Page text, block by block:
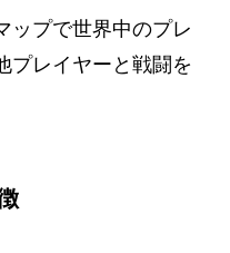
ップで世界中のプレ
プレイヤーと戦闘を